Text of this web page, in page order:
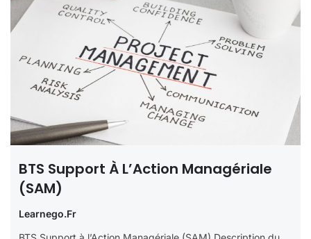
BTS Support À L’Action Managériale
(SAM)
Learnego.fr